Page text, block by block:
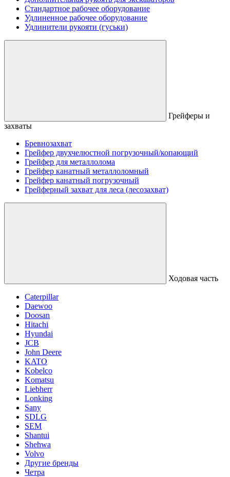
Стандартное рабочее оборудование
Удлиненное рабочее оборудование
Удлинители рукояти (гуськи)
Грейферы и
захваты
Бревнозахват
Грейфер двухчелюстной погрузочный/копающий
Грейфер для металлолома
Грейфер канатный металлоломный
Грейфер канатный погрузочный
Грейферный захват для леса (лесозахват)
Ходовая часть
Caterpillar
Daewoo
Doosan
Hitachi
Hyundai
JCB
John Deere
KATO
Kobelco
Komatsu
Liebherr
Lonking
Sany
SDLG
SEM
Shantui
Shehwa
Volvo
Другие бренды
Четра